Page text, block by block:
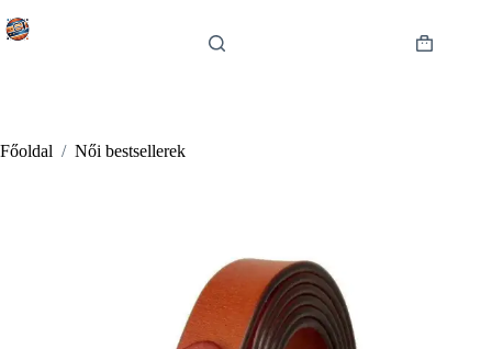
to
Shopping
Főoldal / Női bestsellerek